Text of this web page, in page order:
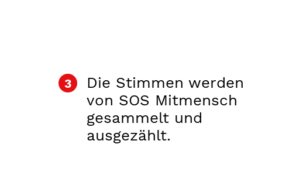
Die Stimmen werden
von SOS Mitmensch
gesammelt und
ausgezählt.